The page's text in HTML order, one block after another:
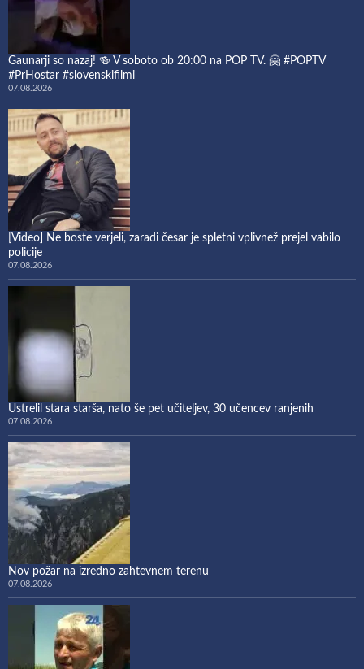
Gaunarji so nazaj! 🍻 V soboto ob 20:00 na POP TV. 🤗 #POPTV
#PrHostar #slovenskifilmi
07.08.2026
[Video] Ne boste verjeli, zaradi česar je spletni vplivnež prejel vabilo
policije
07.08.2026
Ustrelil stara starša, nato še pet učiteljev, 30 učencev ranjenih
07.08.2026
Nov požar na izredno zahtevnem terenu
07.08.2026